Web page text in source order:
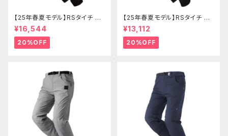
【25年春夏モデル】RSタイチ RS
Y272 クイックドライメッシュパ
ンツ
¥16,544
20%OFF
【25年春夏モデル】RSタイチ RS
Y271 クイックドライストレート
パンツ
¥13,112
20%OFF